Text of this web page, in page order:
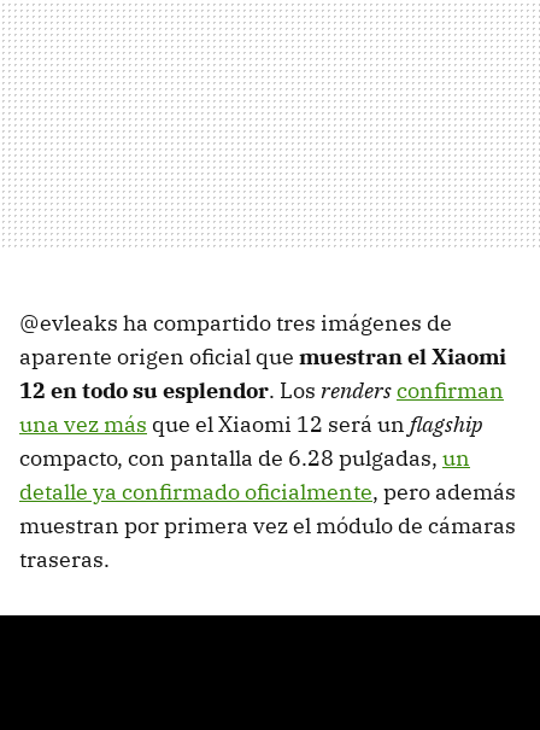
@evleaks ha compartido tres imágenes de
aparente origen oficial que muestran el Xiaomi
12 en todo su esplendor. Los rendersconfirman
una vez más que el Xiaomi 12 será un flagship
compacto, con pantalla de 6.28 pulgadas, un
detalle ya confirmado oficialmente, pero además
muestran por primera vez el módulo de cámaras
traseras.